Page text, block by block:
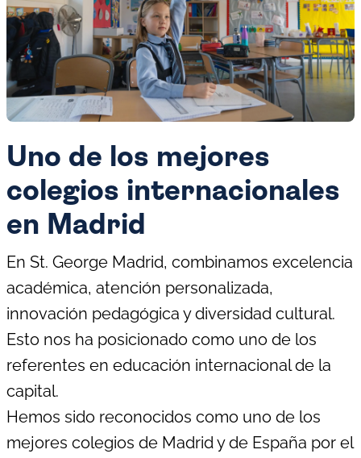
Uno de los mejores
colegios internacionales
en Madrid
En St. George Madrid, combinamos excelencia
académica, atención personalizada,
innovación pedagógica y diversidad cultural.
Esto nos ha posicionado como uno de los
referentes en educación internacional de la
capital.
Hemos sido reconocidos como uno de los
mejores colegios de Madrid y de España por el